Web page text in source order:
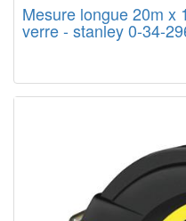
Mesure longue 20m x
verre - stanley 0-34-